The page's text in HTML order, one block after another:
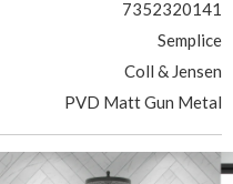
7352320141
Semplice
Coll & Jensen
PVD Matt Gun Metal